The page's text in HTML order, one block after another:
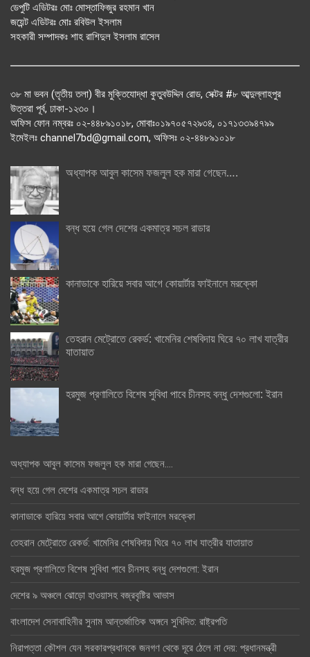
ডেপুটি এডিটরঃ মোঃ মোস্তাফিজুর রহমান খান
জয়েন্ট এডিটরঃ মোঃ রবিউল ইসলাম
সহকারী সম্পাদকঃ শাহ রাশিদুল ইসলাম রাসেল
৩৮ মা ভবন (তৃতীয় তলা) বীর মুক্তিযোদ্ধা কুতুবউদ্দিন রোড, সেক্টর #৮ আব্দুল্লাহপুর
উত্তরা পূর্ব, ঢাকা-১২৩০।
অফিস ফোন নম্বরঃ ০২-৪৪৮৯১০১৮, মোবাঃ০১৯৭০৫৭২৯৩৪, ০১৭১৩৩৯৪৭৯৯
ইমেইলঃ channel7bd@gmail.com, অফিসঃ ০২-৪৪৮৯১০১৮
অধ্যাপক আবুল কাসেম ফজলুল হক মারা গেছেন….
বন্ধ হয়ে গেল দেশের একমাত্র সচল রাডার
কানাডাকে হারিয়ে সবার আগে কোয়ার্টার ফাইনালে মরক্কো
তেহরান মেট্রোতে রেকর্ড: খামেনির শেষবিদায় ঘিরে ৭০ লাখ যাত্রীর
যাতায়াত
হরমুজ প্রণালিতে বিশেষ সুবিধা পাবে চীনসহ বন্ধু দেশগুলো: ইরান
অধ্যাপক আবুল কাসেম ফজলুল হক মারা গেছেন….
বন্ধ হয়ে গেল দেশের একমাত্র সচল রাডার
কানাডাকে হারিয়ে সবার আগে কোয়ার্টার ফাইনালে মরক্কো
তেহরান মেট্রোতে রেকর্ড: খামেনির শেষবিদায় ঘিরে ৭০ লাখ যাত্রীর যাতায়াত
হরমুজ প্রণালিতে বিশেষ সুবিধা পাবে চীনসহ বন্ধু দেশগুলো: ইরান
দেশের ৯ অঞ্চলে ঝোড়ো হাওয়াসহ বজ্রবৃষ্টির আভাস
বাংলাদেশ সেনাবাহিনীর সুনাম আন্তর্জাতিক অঙ্গনে সুবিদিত: রাষ্ট্রপতি
নিরাপত্তা কৌশল যেন সরকারপ্রধানকে জনগণ থেকে দূরে ঠেলে না দেয়: প্রধানমন্ত্রী